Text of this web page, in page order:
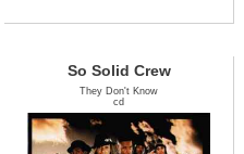
So Solid Crew
They Don't Know
cd